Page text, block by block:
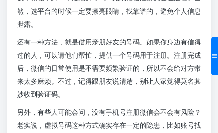
然，选平台的时候一定要擦亮眼睛，找靠谱的，避免个人信息
泄露。
还有一种方法，就是借用亲朋好友的号码。如果你身边有信得
过的人，可以请他们帮忙，提供一个号码用于注册。注册完成
后，微信的日常使用是不需要频繁验证的，所以不会给对方带
来太多麻烦。不过，记得跟朋友说清楚，别让人家觉得莫名其
妙收到验证码。
另外，有些人可能会问，没有手机号注册微信会不会有风险？
老实说，虚拟号码这种方式确实存在一定的隐患，比如账号找